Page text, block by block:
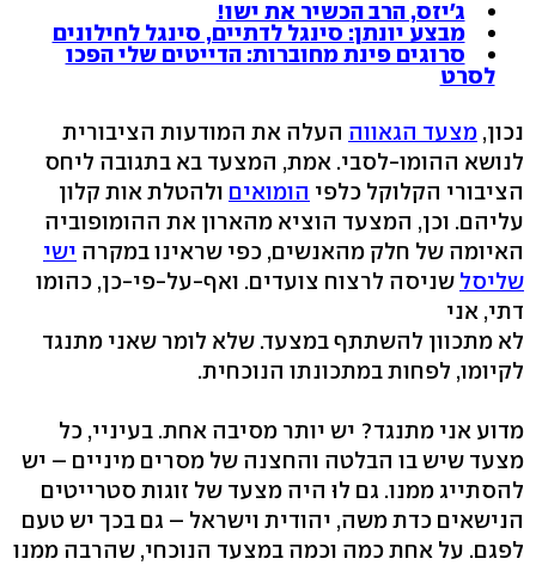
ג'יזס, הרב הכשיר את ישו!
מבצע יונתן: סינגל לדתיים, סינגל לחילונים
סרוגים פינת מחוברות: הדייטים שלי הפכו
לסרט
נכון, מצעד הגאווה העלה את המודעות הציבורית
לנושא ההומו-לסבי. אמת, המצעד בא בתגובה ליחס
הציבורי הקלוקל כלפי הומואים ולהטלת אות קלון
עליהם. וכן, המצעד הוציא מהארון את ההומופוביה
האיומה של חלק מהאנשים, כפי שראינו במקרה ישי
שליסל שניסה לרצוח צועדים. ואף-על-פי-כן, כהומו
דתי, אני
לא מתכוון להשתתף במצעד. שלא לומר שאני מתנגד
לקיומו, לפחות במתכונתו הנוכחית.
מדוע אני מתנגד? יש יותר מסיבה אחת. בעיניי, כל
מצעד שיש בו הבלטה והחצנה של מסרים מיניים – יש
להסתייג ממנו. גם לוּ היה מצעד של זוגות סטרייטים
הנישאים כדת משה, יהודית וישראל – גם בכך יש טעם
לפגם. על אחת כמה וכמה במצעד הנוכחי, שהרבה ממנו